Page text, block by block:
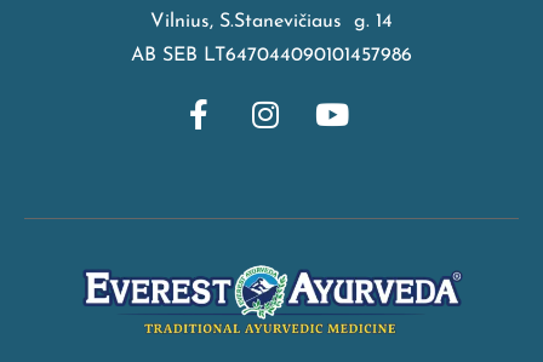
Vilnius, S.Stanevičiaus g. 14
AB SEB LT647044090101457986